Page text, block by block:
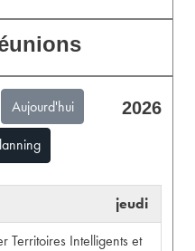
Aujourd'hui 2026
jeudi
Territoires Intelligents et